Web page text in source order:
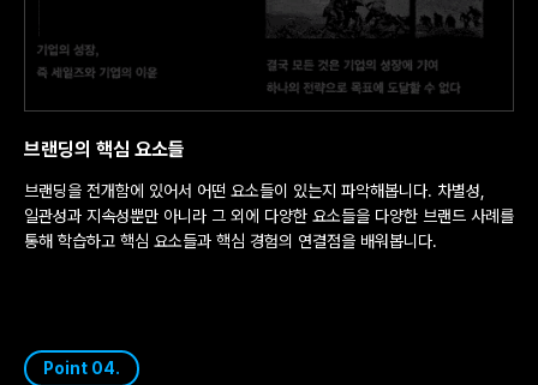
브랜딩의 핵심 요소들
브랜딩을 전개함에 있어서 어떤 요소들이 있는지 파악해봅니다. 차별성,
일관성과 지속성뿐만 아니라 그 외에 다양한 요소들을 다양한 브랜드 사례를
통해 학습하고 핵심 요소들과 핵심 경험의 연결점을 배워봅니다.
Point 04.